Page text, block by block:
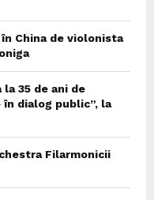
China de violonista
35 de ani de
în dialog public”, la
Filarmonicii